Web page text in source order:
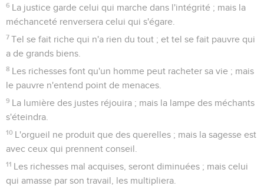
6 La justice garde celui qui marche dans l'intégrité ; mais la
méchanceté renversera celui qui s'égare.
7 Tel se fait riche qui n'a rien du tout ; et tel se fait pauvre qui
a de grands biens.
8 Les richesses font qu'un homme peut racheter sa vie ; mais
le pauvre n'entend point de menaces.
9 La lumière des justes réjouira ; mais la lampe des méchants
s'éteindra.
10 L'orgueil ne produit que des querelles ; mais la sagesse est
avec ceux qui prennent conseil.
11 Les richesses mal acquises, seront diminuées ; mais celui
qui amasse par son travail, les multipliera.